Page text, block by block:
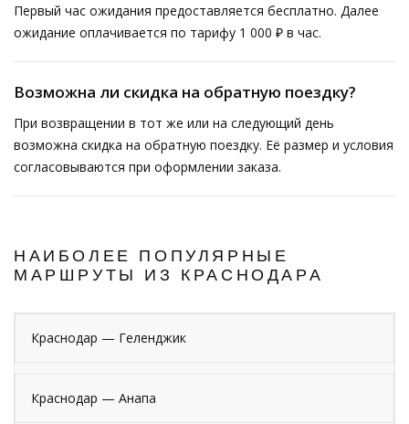
Первый час ожидания предоставляется бесплатно. Далее
ожидание оплачивается по тарифу 1 000 ₽ в час.
Возможна ли скидка на обратную поездку?
При возвращении в тот же или на следующий день
возможна скидка на обратную поездку. Её размер и условия
согласовываются при оформлении заказа.
НАИБОЛЕЕ ПОПУЛЯРНЫЕ
МАРШРУТЫ ИЗ КРАСНОДАРА
Краснодар — Геленджик
Краснодар — Анапа